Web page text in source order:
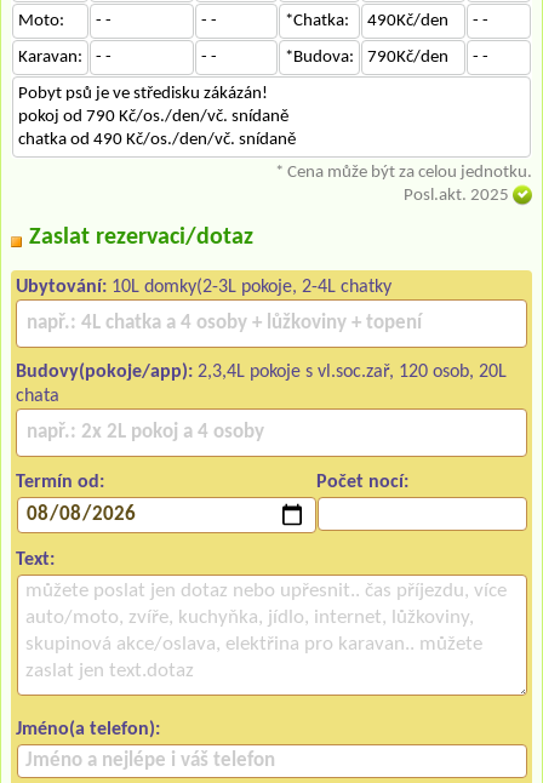
Moto:
- - - - *Chatka: 490Kč/den
- -
Karavan:
- - - - *Budova: 790Kč/den
- -
Pobyt psů je ve středisku zákázán!
pokoj od 790 Kč/os./den/vč. snídaně
chatka od 490 Kč/os./den/vč. snídaně
* Cena může být za celou jednotku.
Posl.akt. 2025
Zaslat rezervaci/dotaz
Ubytování: 10L domky(2-3L pokoje, 2-4L chatky
Budovy(pokoje/app): 2,3,4L pokoje s vl.soc.zař, 120 osob, 20L
chata
Termín od: Počet nocí:
Text:
Jméno(a telefon):